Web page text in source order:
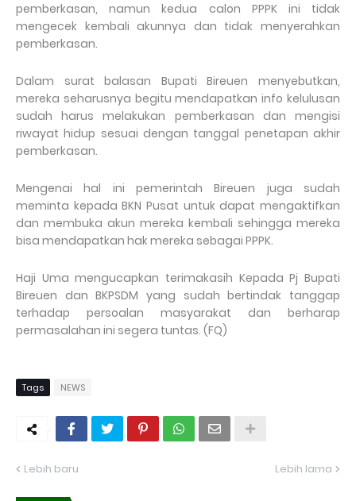
pemberkasan, namun kedua calon PPPK ini tidak
mengecek kembali akunnya dan tidak menyerahkan
pemberkasan.
Dalam surat balasan Bupati Bireuen menyebutkan,
mereka seharusnya begitu mendapatkan info kelulusan
sudah harus melakukan pemberkasan dan mengisi
riwayat hidup sesuai dengan tanggal penetapan akhir
pemberkasan.
Mengenai hal ini pemerintah Bireuen juga sudah
meminta kepada BKN Pusat untuk dapat mengaktifkan
dan membuka akun mereka kembali sehingga mereka
bisa mendapatkan hak mereka sebagai PPPK.
Haji Uma mengucapkan terimakasih Kepada Pj Bupati
Bireuen dan BKPSDM yang sudah bertindak tanggap
terhadap persoalan masyarakat dan berharap
permasalahan ini segera tuntas. (FQ)
Tags NEWS
Lebih baru Lebih lama